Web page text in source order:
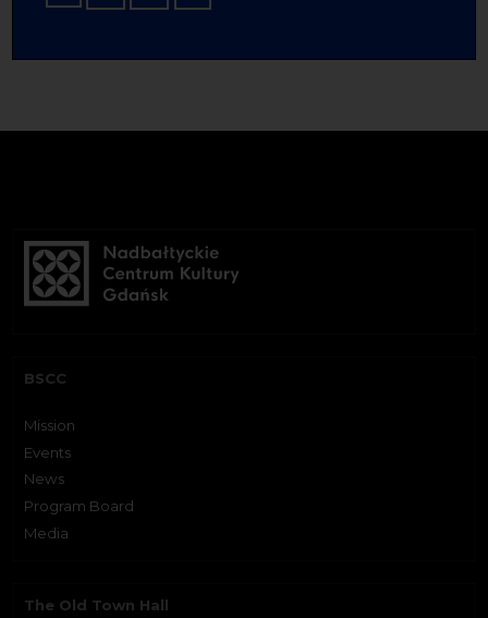
BSCC
Mission
Events
News
Program Board
Media
The Old Town Hall